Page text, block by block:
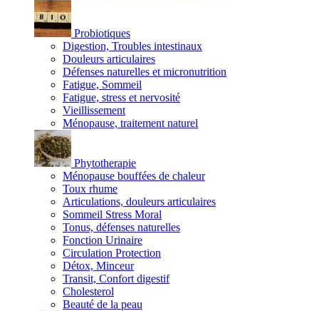
Probiotiques
Digestion, Troubles intestinaux
Douleurs articulaires
Défenses naturelles et micronutrition
Fatigue, Sommeil
Fatigue, stress et nervosité
Vieillissement
Ménopause, traitement naturel
Phytotherapie
Ménopause bouffées de chaleur
Toux rhume
Articulations, douleurs articulaires
Sommeil Stress Moral
Tonus, défenses naturelles
Fonction Urinaire
Circulation Protection
Détox, Minceur
Transit, Confort digestif
Cholesterol
Beauté de la peau